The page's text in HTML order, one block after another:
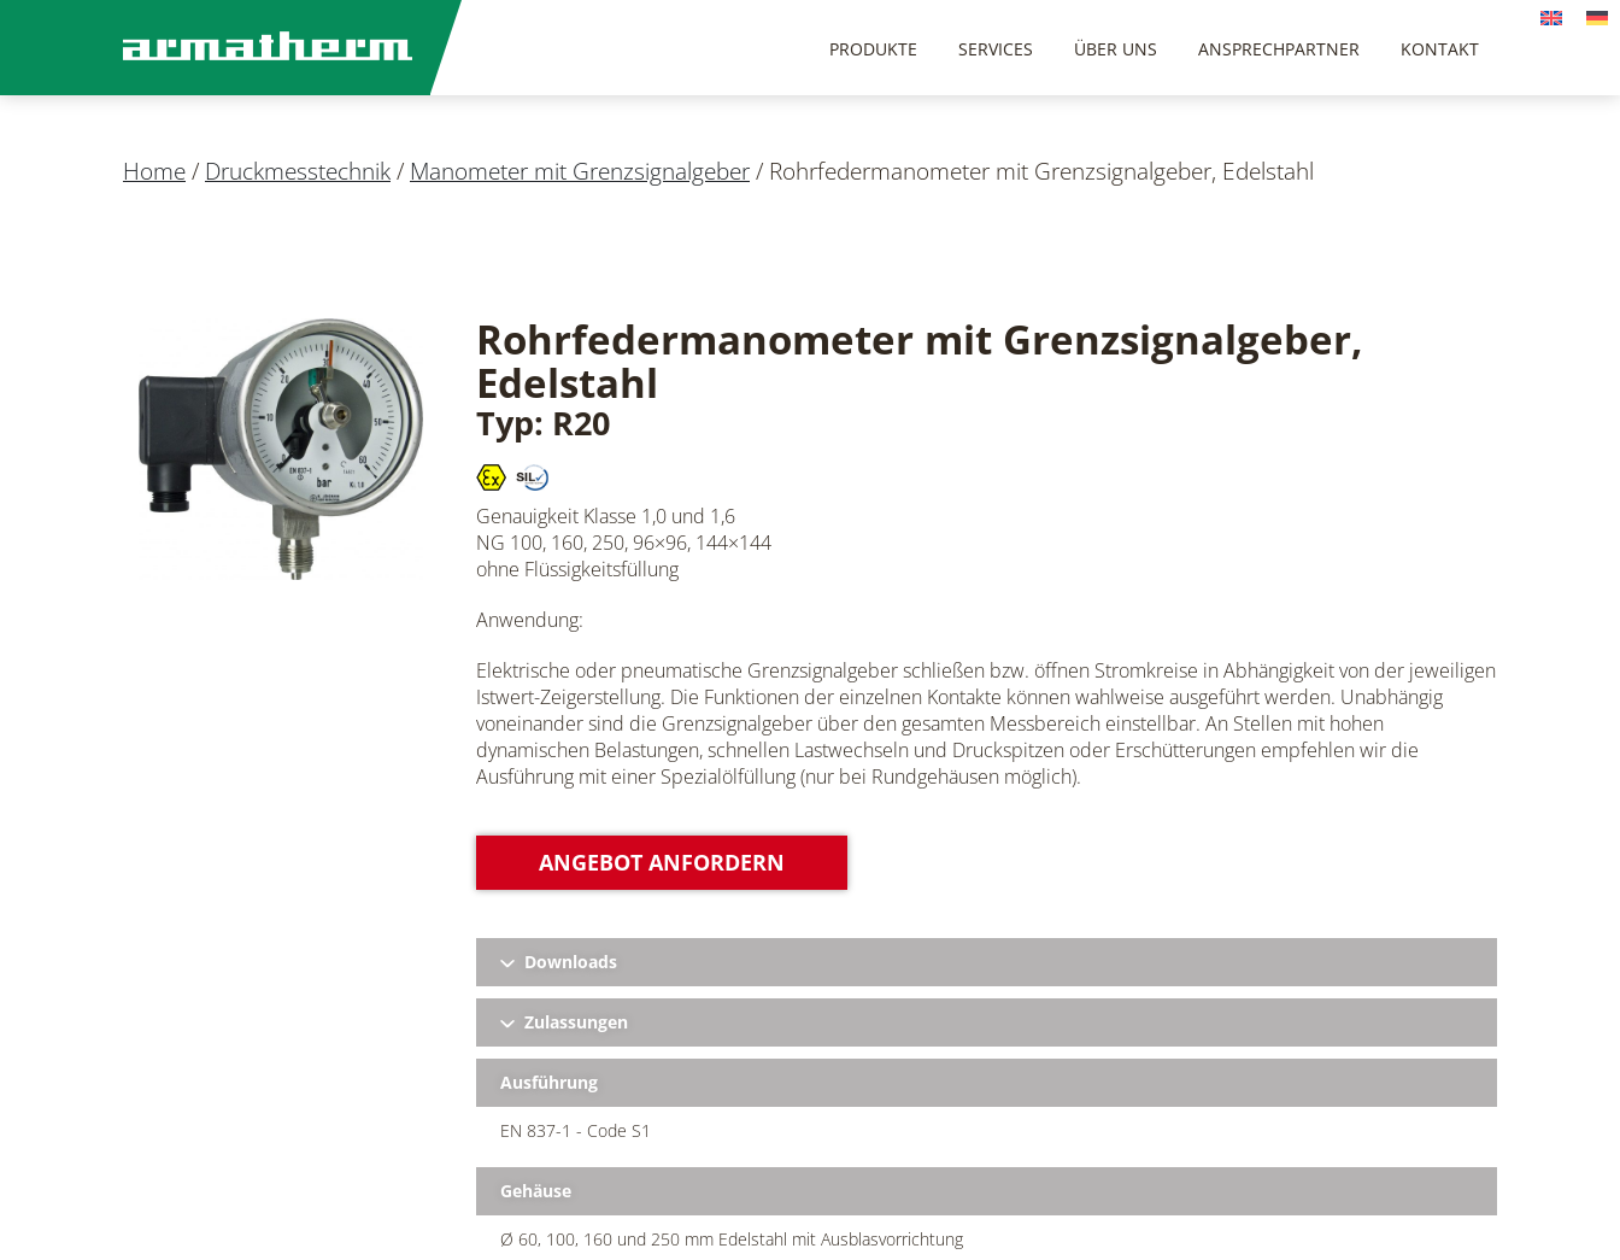
PRODUKTE SERVICES ÜBER UNS ANSPRECHPARTNER KONTAKT
Home/ Druckmesstechnik/ Manometer mit Grenzsignalgeber/ Rohrfedermanometer mit Grenzsignalgeber, Edelstahl
Rohrfedermanometer mit Grenzsignalgeber,
Edelstahl
Typ: R20
Genauigkeit Klasse 1,0 und 1,6
NG 100, 160, 250, 96×96, 144×144
ohne Flüssigkeitsfüllung
Anwendung:
Elektrische oder pneumatische Grenzsignalgeber schließen bzw. öffnen Stromkreise in Abhängigkeit von der jeweiligen
Istwert-Zeigerstellung. Die Funktionen der einzelnen Kontakte können wahlweise ausgeführt werden. Unabhängig
voneinander sind die Grenzsignalgeber über den gesamten Messbereich einstellbar. An Stellen mit hohen
dynamischen Belastungen, schnellen Lastwechseln und Druckspitzen oder Erschütterungen empfehlen wir die
Ausführung mit einer Spezialölfüllung (nur bei Rundgehäusen möglich).
ANGEBOT ANFORDERN
Downloads
Zulassungen
Ausführung
EN 837-1 - Code S1
Gehäuse
Ø 60, 100, 160 und 250 mm Edelstahl mit Ausblasvorrichtung